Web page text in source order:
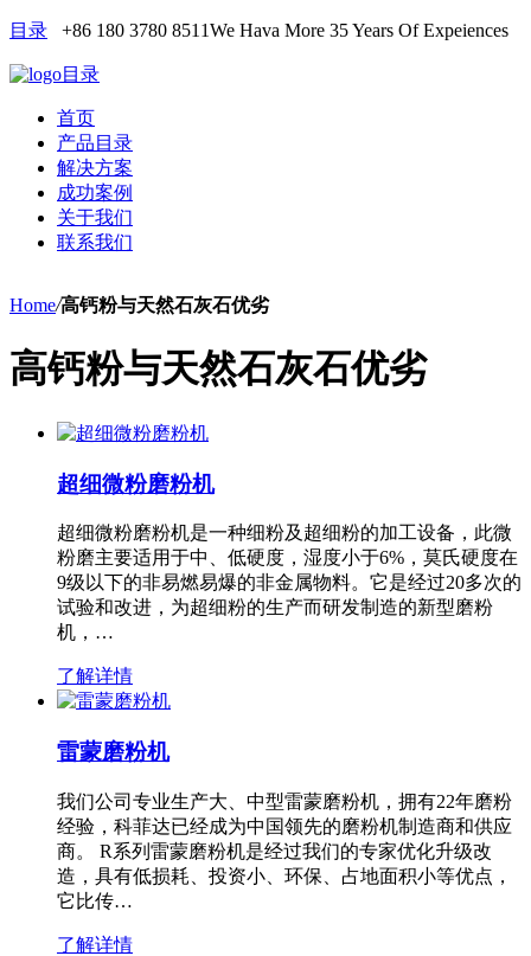
目录 +86 180 3780 8511We Hava More 35 Years Of Expeiences
目录
首页
产品目录
解决方案
成功案例
关于我们
联系我们
Home/高钙粉与天然石灰石优劣
高钙粉与天然石灰石优劣
超细微粉磨粉机
超细微粉磨粉机是一种细粉及超细粉的加工设备，此微
粉磨主要适用于中、低硬度，湿度小于6%，莫氏硬度在
9级以下的非易燃易爆的非金属物料。它是经过20多次的
试验和改进，为超细粉的生产而研发制造的新型磨粉
机，…
了解详情
雷蒙磨粉机
我们公司专业生产大、中型雷蒙磨粉机，拥有22年磨粉
经验，科菲达已经成为中国领先的磨粉机制造商和供应
商。 R系列雷蒙磨粉机是经过我们的专家优化升级改
造，具有低损耗、投资小、环保、占地面积小等优点，
它比传…
了解详情